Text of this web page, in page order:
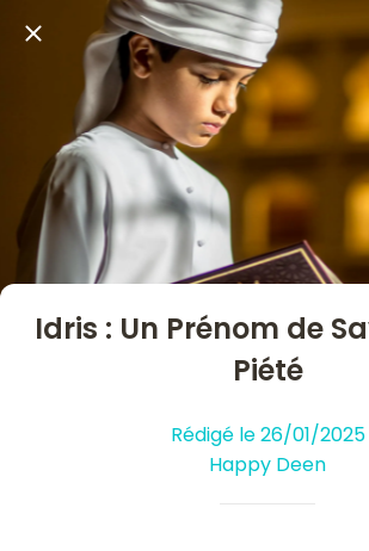
Idris : Un Prénom de
Piété
Rédigé le 26/01/2025
Happy Deen